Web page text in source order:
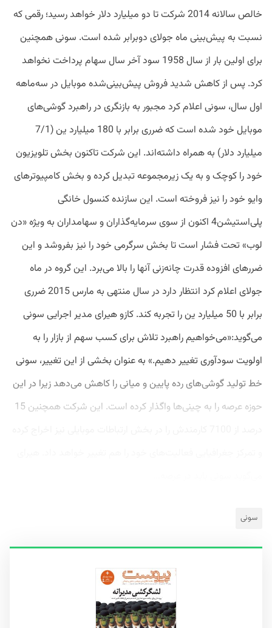
خالص سالانه 2014 شرکت تا دو میلیارد دلار خواهد رسید؛ رقمی که
نسبت به پیش‌بینی ماه جولای دوبرابر شده است. سونی همچنین
برای اولین بار از سال 1958 سود آخر سال سهام پرداخت نخواهد
کرد. پس از کاهش شدید فروش پیش‌بینی‌شده موبایل در سه‌ماهه
اول سال، سونی اعلام کرد مجبور به بازنگری در راهبرد گوشی‌های
موبایل خود شده است که ضرری برابر با 180 میلیارد ین (7/1
میلیارد دلار) به همراه داشته‌اند. این شرکت تاکنون بخش تلویزیون
خود را کوچک و به یک زیرمجموعه تبدیل کرده و بخش کامپیوترهای
وایو خود را نیز فروخته است. این سازنده کنسول خانگی
پلی‌استیشن4 اکنون از سوی سرمایه‌گذاران و سهامداران به ویژه «دن
لوب» تحت فشار است تا بخش سرگرمی خود را نیز بفروشد و این
ضررهای افزوده قدرت چانه‌زنی آنها را بالا می‌برد. این گروه در ماه
جولای اعلام کرد انتظار دارد در سال منتهی به مارس 2015 ضرری
برابر با 50 میلیارد ین را تجربه کند. کازو هیرای مدیر اجرایی سونی
می‌گوید:«می‌خواهیم راهبرد تلاش برای کسب سهم از بازار را به
اولویت سودآوری تغییر دهیم.» به عنوان بخشی از این تغییر، سونی
خط تولید گوشی‌های رده پایین و میانی را کاهش می‌دهد زیرا در این
حوزه عرصه را به چینی‌ها واگذار کرده است. این شرکت همچنین 15
سونی